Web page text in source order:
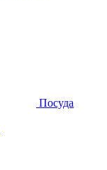
Посуда